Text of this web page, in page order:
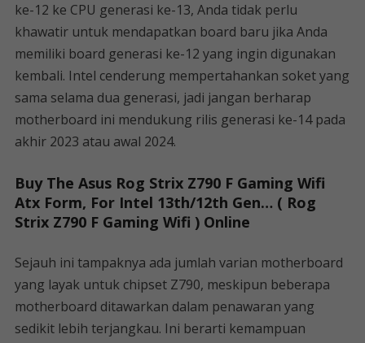
ke-12 ke CPU generasi ke-13, Anda tidak perlu
khawatir untuk mendapatkan board baru jika Anda
memiliki board generasi ke-12 yang ingin digunakan
kembali. Intel cenderung mempertahankan soket yang
sama selama dua generasi, jadi jangan berharap
motherboard ini mendukung rilis generasi ke-14 pada
akhir 2023 atau awal 2024.
Buy The Asus Rog Strix Z790 F Gaming Wifi
Atx Form, For Intel 13th/12th Gen… ( Rog
Strix Z790 F Gaming Wifi ) Online
Sejauh ini tampaknya ada jumlah varian motherboard
yang layak untuk chipset Z790, meskipun beberapa
motherboard ditawarkan dalam penawaran yang
sedikit lebih terjangkau. Ini berarti kemampuan